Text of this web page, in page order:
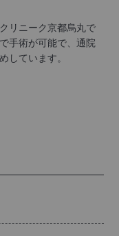
リニーク京都烏丸で
手術が可能で、通院
しています。